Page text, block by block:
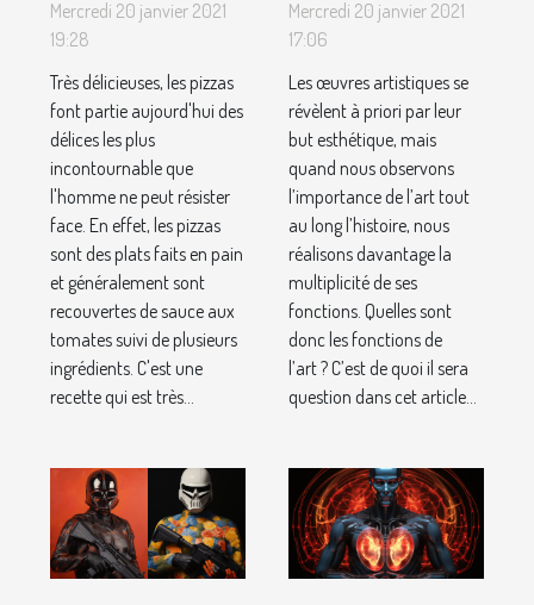
sans perdre
de temps ?
Mercredi 20 janvier 2021
19:28
Très délicieuses, les pizzas
font partie aujourd'hui des
délices les plus
incontournable que
l'homme ne peut résister
face. En effet, les pizzas
sont des plats faits en pain
et généralement sont
recouvertes de sauce aux
tomates suivi de plusieurs
ingrédients. C'est une
recette qui est très...
Mercredi 20 janvier 2021
17:06
Les œuvres artistiques se
révèlent à priori par leur
but esthétique, mais
quand nous observons
l’importance de l’art tout
au long l’histoire, nous
réalisons davantage la
multiplicité de ses
fonctions. Quelles sont
donc les fonctions de
l’art ? C’est de quoi il sera
question dans cet article...